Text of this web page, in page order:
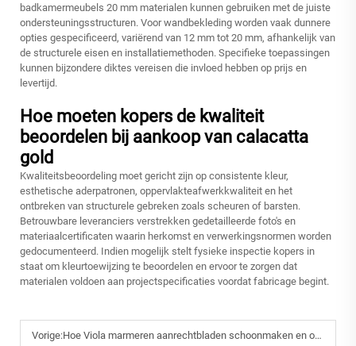
badkamermeubels 20 mm materialen kunnen gebruiken met de juiste
ondersteuningsstructuren. Voor wandbekleding worden vaak dunnere
opties gespecificeerd, variërend van 12 mm tot 20 mm, afhankelijk van
de structurele eisen en installatiemethoden. Specifieke toepassingen
kunnen bijzondere diktes vereisen die invloed hebben op prijs en
levertijd.
Hoe moeten kopers de kwaliteit
beoordelen bij aankoop van calacatta
gold
Kwaliteitsbeoordeling moet gericht zijn op consistente kleur,
esthetische aderpatronen, oppervlakteafwerkkwaliteit en het
ontbreken van structurele gebreken zoals scheuren of barsten.
Betrouwbare leveranciers verstrekken gedetailleerde foto's en
materiaalcertificaten waarin herkomst en verwerkingsnormen worden
gedocumenteerd. Indien mogelijk stelt fysieke inspectie kopers in
staat om kleurtoewijzing te beoordelen en ervoor te zorgen dat
materialen voldoen aan projectspecificaties voordat fabricage begint.
Vorige:Hoe Viola marmeren aanrechtbladen schoonmaken en onderhouden